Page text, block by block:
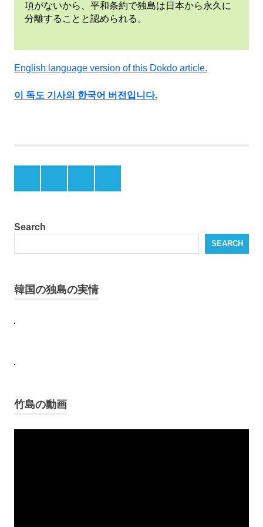
項がないから、平和条約で独島は日本から永久に
分離することと認められる。
English language version of this Dokdo article.
이 독도 기사의 한국어 버전입니다.
主
竹
韓
土
独
歴
竹
Search
SEARCH
韓国の独島の実情
竹島の動画